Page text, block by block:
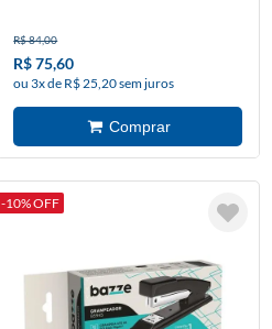
R$ 84,00
R$ 75,60
ou 3x de R$ 25,20 sem juros
-10% OFF